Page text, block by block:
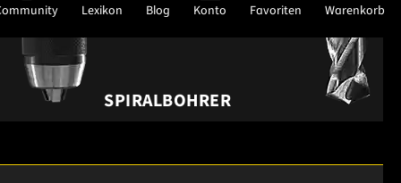
Lexikon Blog Konto Favoriten Warenkorb
SPIRALBOHRER